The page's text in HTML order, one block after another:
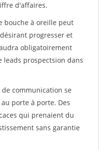
d'affaires.
bouche à oreille peut
progresser et
obligatoirement
prospectsion dans
communication se
porte à porte. Des
qui prenaient du
sans garantie